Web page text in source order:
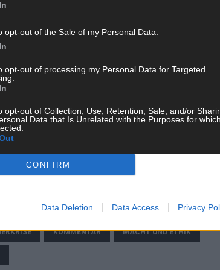
opt-out of the Sale of my Personal Data.
opt-out of processing my Personal Data for Targeted
opt-out of Collection, Use, Retention, Sale, and/or
Data that Is Unrelated with the Purposes for
CONFIRM
Data Deletion Data Access Privacy
sich mitschuldig. Die israelische Regierung trägt
die internationale Gemeinschaft, die die
Bundesregierung. Während andere Staaten
humanitäre Hilfe fordern, schweigt Berlin.
im Globalen Süden, für eine gerechtere
von Not – er ist das sichtbare Symptom eines
nicht in Gaza oder Accra – sondern auch in
KOMMENTAR MACHT UND ETHIK